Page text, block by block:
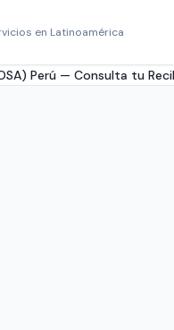
en Latinoamérica
Perú — Consulta tu